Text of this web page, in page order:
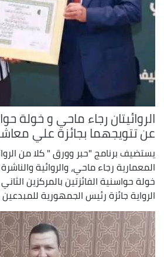
الروائيتان رجاء ماحي و خولة
عن تتويجهما بجائزة علي معاشي
يستضيف برنامج "حبر وورق " كلا من
المعمارية رجاء ماحي، والروائية
خولة حواسنية الفائزتين بالمركزين
الرواية جائزة رئيس الجمهورية للمبدعين